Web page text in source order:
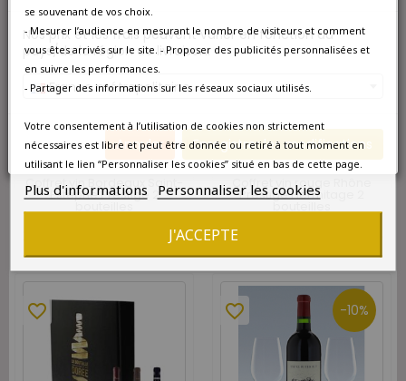
Nos prix et les frais peuvent varier en fonction du
pays/de la région de livraison.
France métropolitaine
Annuler Enregistrer les modifications
DISPONIBLE À L'UNITÉ
Coffret vin Bordeaux Saint-
Estèphe Prestige 2
Coffret vin rouge Rhône
Prestige Hermitage 2
376,00 €
favorite_border -10%
favorite_border
se souvenant de vos choix.
- Mesurer l’audience en mesurant le nombre de visiteurs et comment
vous êtes arrivés sur le site. - Proposer des publicités personnalisées et
en suivre les performances.
- Partager des informations sur les réseaux sociaux utilisés.
Votre consentement à l’utilisation de cookies non strictement
nécessaires est libre et peut être donnée ou retiré à tout moment en
utilisant le lien “Personnaliser les cookies” situé en bas de cette page.
Plus d'informations Personnaliser les cookies
J'ACCEPTE